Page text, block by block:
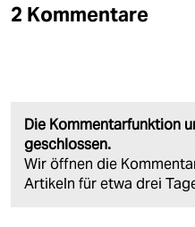
2 Kommentare
Die Kommentarfunktion
geschlossen.
Wir öffnen die
Artikeln für etwa drei